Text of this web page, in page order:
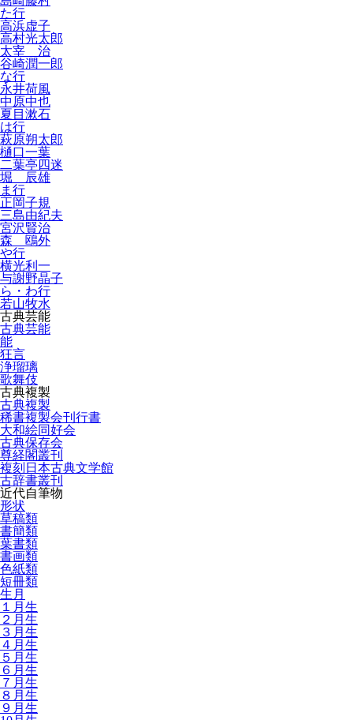
た行
高浜虚子
高村光太郎
太宰 治
谷崎潤一郎
な行
永井荷風
中原中也
夏目漱石
は行
萩原朔太郎
樋口一葉
二葉亭四迷
堀 辰雄
ま行
正岡子規
三島由紀夫
宮沢賢治
森 鴎外
や行
横光利一
与謝野晶子
ら・わ行
若山牧水
古典芸能
古典芸能
能
狂言
浄瑠璃
歌舞伎
古典複製
古典複製
稀書複製会刊行書
大和絵同好会
古典保存会
尊経閣叢刊
複刻日本古典文学館
古辞書叢刊
近代自筆物
形状
草稿類
書簡類
葉書類
書画類
色紙類
短冊類
生月
１月生
２月生
３月生
４月生
５月生
６月生
７月生
８月生
９月生